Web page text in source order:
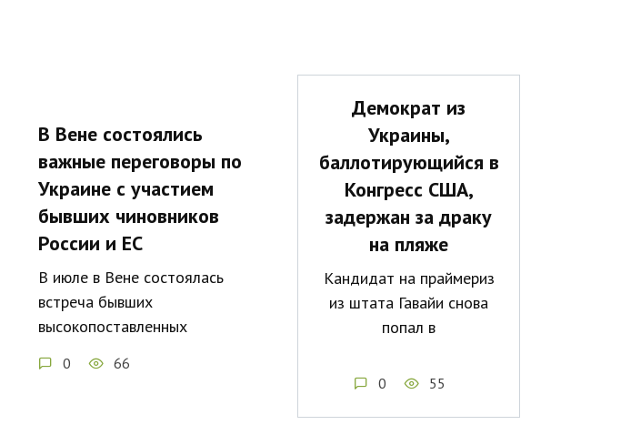
В Вене состоялись
важные переговоры по
Украине с участием
бывших чиновников
России и ЕС
В июле в Вене состоялась
встреча бывших
высокопоставленных
0 66
Демократ из
Украины,
баллотирующийся в
Конгресс США,
задержан за драку
на пляже
Кандидат на праймериз
из штата Гавайи снова
попал в
0 55